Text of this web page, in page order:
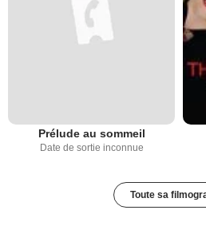
Prélude au sommeil
Date de sortie inconnue
Toute sa